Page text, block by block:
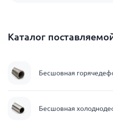
Каталог
Бесшовная
Бесшовная